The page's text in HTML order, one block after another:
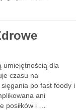
umiejętnością dla
czasu na
sięgania po fast foody i
ani
posiłków i …